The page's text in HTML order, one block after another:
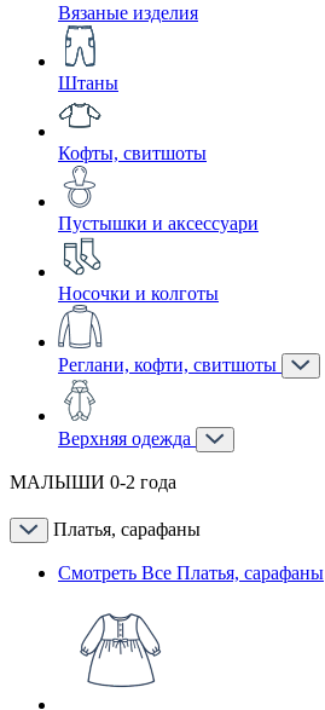
Вязаные изделия
Штаны
Кофты, свитшоты
Пустышки и аксессуари
Носочки и колготы
Реглани, кофти, свитшоты
Верхняя одежда
МАЛЫШИ 0-2 года
Платья, сарафаны
Смотреть Все Платья, сарафаны